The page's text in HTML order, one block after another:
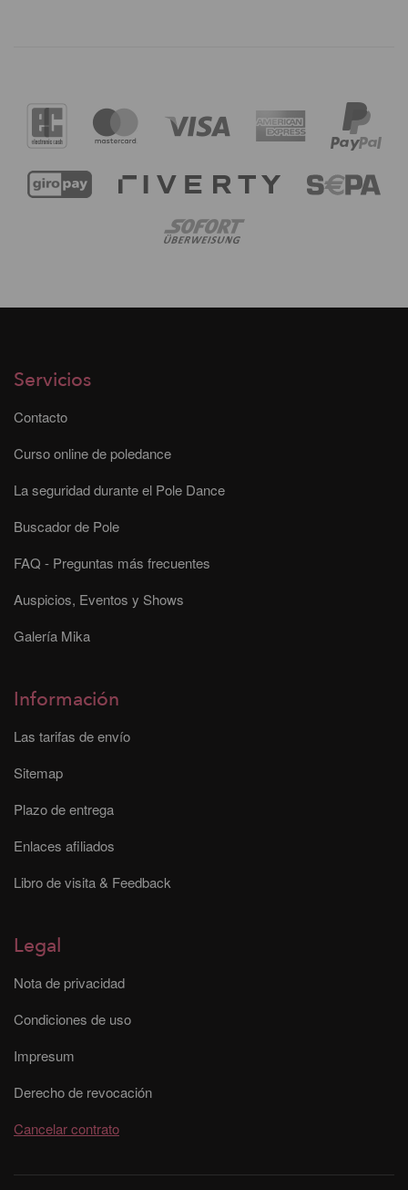
Servicios
Contacto
Curso online de poledance
La seguridad durante el Pole Dance
Buscador de Pole
FAQ - Preguntas más frecuentes
Auspicios, Eventos y Shows
Galería Mika
Información
Las tarifas de envío
Sitemap
Plazo de entrega
Enlaces afiliados
Libro de visita & Feedback
Legal
Nota de privacidad
Condiciones de uso
Impresum
Derecho de revocación
Cancelar contrato